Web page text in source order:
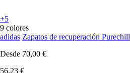
+5
9 colores
adidas Zapatos de recuperación Purechill
Desde 70,00 €
56,23 €